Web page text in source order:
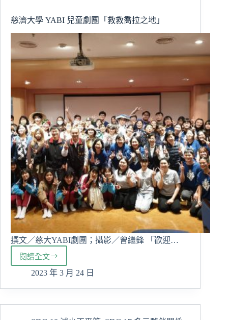
教
育
慈濟大學 YABI 兒童劇團「救救喬拉之地」
撰文／慈大YABI劇團；攝影／曾繼鋒 「歡迎…
閱讀全文
慈
濟
YABI
2023 年 3 月 24 日